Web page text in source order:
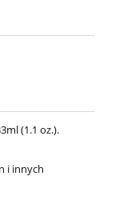
(1.1 oz.).
i innych